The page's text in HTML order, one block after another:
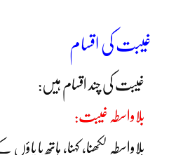
غیبت کی اقسام
غیبت کی چند اقسام ہیں:
بلاواسطہ غیبت:
بلاواسطہ لکھنا، کہنا، ہاتھ یا